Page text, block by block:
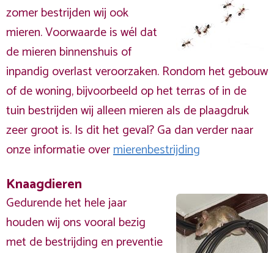
zomer bestrijden wij ook
mieren. Voorwaarde is wél dat
de mieren binnenshuis of
inpandig overlast veroorzaken. Rondom het gebouw
of de woning, bijvoorbeeld op het terras of in de
tuin bestrijden wij alleen mieren als de plaagdruk
zeer groot is. Is dit het geval? Ga dan verder naar
onze informatie overmierenbestrijding
Knaagdieren
Gedurende het hele jaar
houden wij ons vooral bezig
met de bestrijding en preventie